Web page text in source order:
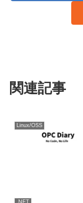
関連記事
Linux/OSS
.NET